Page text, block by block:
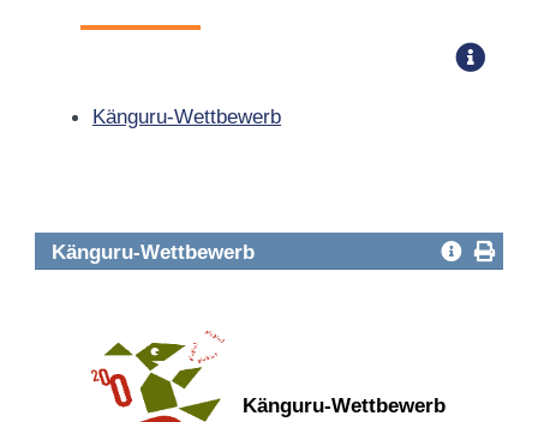
Känguru-Wettbewerb
Känguru-Wettbewerb
Känguru-Wettbewerb